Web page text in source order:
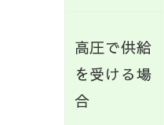
高圧で供給
を受ける場
合